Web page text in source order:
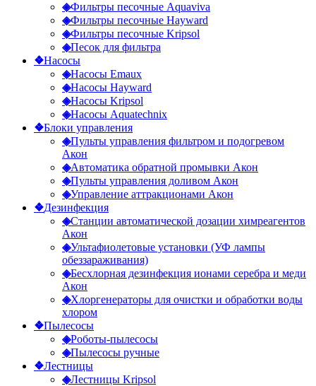
◈Фильтры песочные Aquaviva
◈Фильтры песочные Hayward
◈Фильтры песочные Kripsol
◈Песок для фильтра
❖Насосы
◈Насосы Emaux
◈Насосы Hayward
◈Насосы Kripsol
◈Насосы Aquatechnix
❖Блоки управления
◈Пульты управления фильтром и подогревом
Акон
◈Автоматика обратной промывки Акон
◈Пульты управления доливом Акон
◈Управление аттракционами Акон
❖Дезинфекция
◈Станции автоматической дозации химреагентов
Акон
◈Ультафиолетовые установки (УФ лампы
обеззараживания)
◈Бесхлорная дезинфекция ионами серебра и меди
Акон
◈Хлоргенераторы для очистки и обработки воды
хлором
❖Пылесосы
◈Роботы-пылесосы
◈Пылесосы ручные
❖Лестницы
◈Лестницы Kripsol